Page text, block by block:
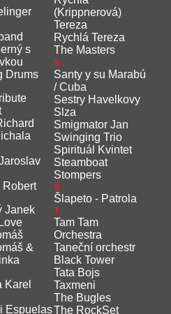
s
Drums
Robert
Janek
&
Karel
Espuelas
(Krippnerová)
Tereza
Rychlá Tereza
The Masters
S
Santy y su Marabú
/ Cuba
Sestry Havelkovy
Slza
Smigmator Jan
Swinging Trio
Spirituál Kvintet
Steamboat
Stompers
Š
Šlapeto - Patrola
T
Tam Tam
Orchestra
Taneční orchestr
Black Tower
Tata Bojs
Taxmeni
The Bugles
The RockSet